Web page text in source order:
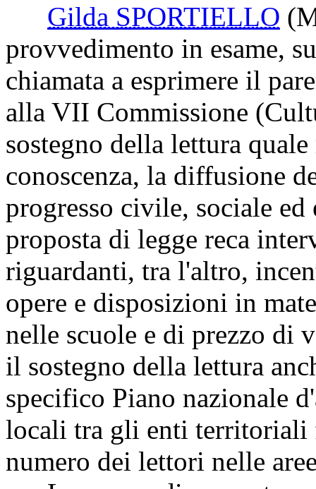
Gilda SPORTIELLO
provvedimento in esame,
chiamata a esprimere il
alla VII Commissione
sostegno della lettura
conoscenza, la diffusione
progresso civile, sociale
proposta di legge reca
riguardanti, tra l'altro,
opere e disposizioni in
nelle scuole e di prezzo di
il sostegno della lettura
specifico Piano nazionale
locali tra gli enti territoriali
numero dei lettori nelle